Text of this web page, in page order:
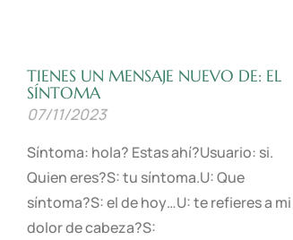
TIENES UN MENSAJE NUEVO DE: EL
SÍNTOMA
07/11/2023
Síntoma: hola? Estas ahí?Usuario: si.
Quien eres?S: tu síntoma.U: Que
síntoma?S: el de hoy…U: te refieres a mi
dolor de cabeza?S: